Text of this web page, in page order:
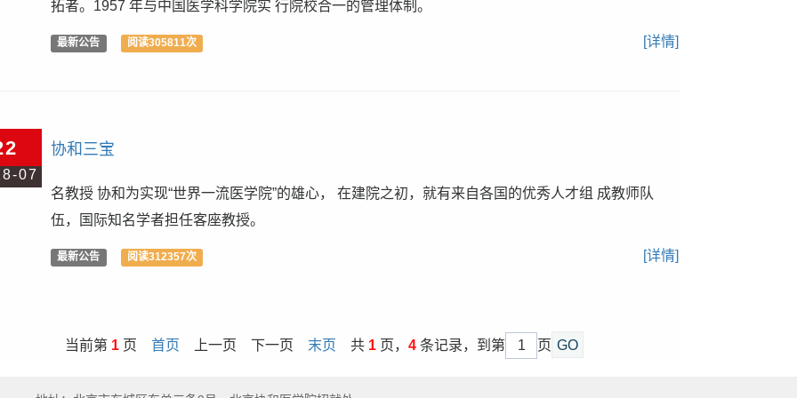
拓者。1957 年与中国医学科学院实 行院校合一的管理体制。
最新公告 阅读305811次 [详情]
07
协和三宝
名教授 协和为实现“世界一流医学院”的雄心， 在建院之初，就有来自各国的优秀人才组 成教师队
伍，国际知名学者担任客座教授。
最新公告 阅读312357次 [详情]
当前第 1 页首页 上一页 下一页 末页 共 1 页，4 条记录，到第 页